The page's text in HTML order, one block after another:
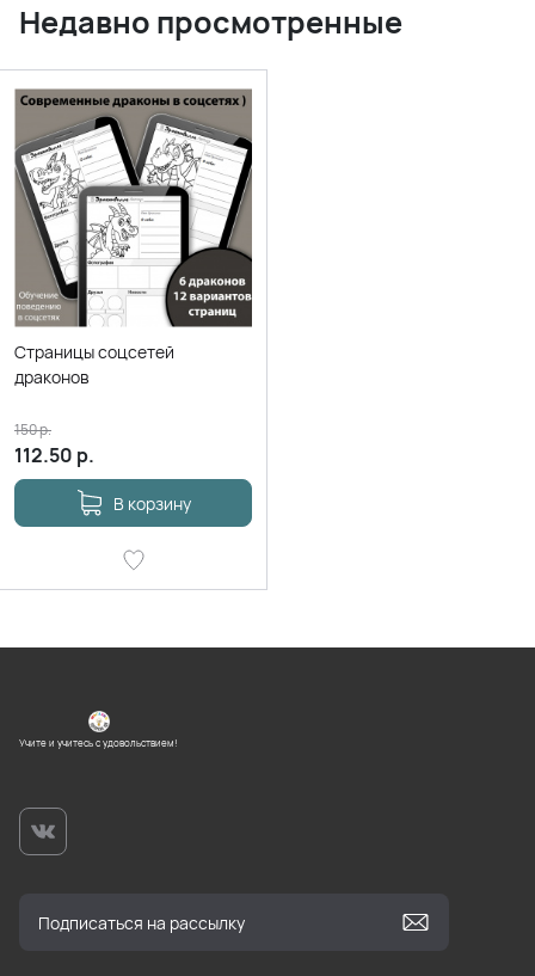
Недавно просмотренные
Страницы соцсетей
драконов
112.50 р.
150р.
В корзину
Учите и учитесь с удовольствием!